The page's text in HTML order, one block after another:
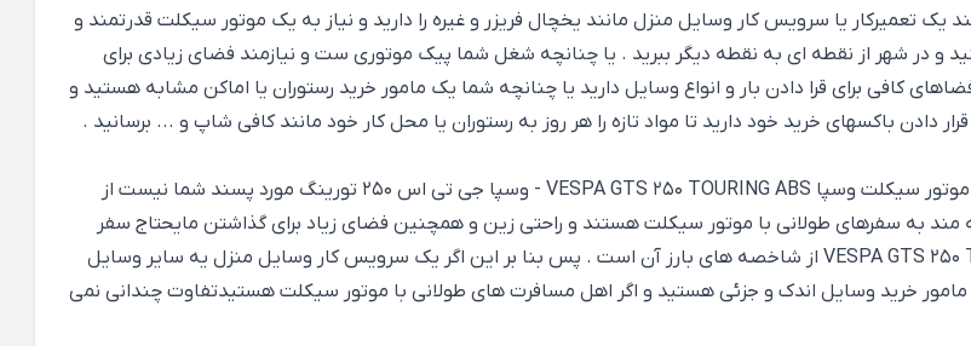
. اگر شما شغلی مانند یک تعمیرکار یا سرویس کار وسایل منزل مانند یخچال فریزر و غیره را دارید و نیاز به یک موتور سیکلت قدرتمند و
و در شهر از نقطه ای به نقطه دیگر ببرید . یا چنانچه شغل شما پیک موتوری ست و نیازمند فضای زیادی برای
کافی برای قرا دادن بار و انواع وسایل دارید یا چنانچه شما یک مامور خرید رستوران یا اماکن مشابه هستید و
دادن باکسهای خرید خود دارید تا مواد تازه را هر روز به رستوران یا محل کار خود مانند کافی شاپ و ... برسانید .
وسپا VESPA GTS 250 TOURING ABS - وسپا جی تی اس 250 تورینگ اگر موتور سیکلت وسپا VESPA GTS 250 TOURING ABS - وسپا جی تی اس 250 تورینگ مورد پسند شما نیست از
مند به سفرهای طولانی با موتور سیکلت هستند و راحتی زین و همچنین فضای زیاد برای گذاشتن مایحتاج سفر
برایشان الزامی ست . وجود فضای زیاد و باز در موتور سیکلت VESPA GTS 250 TOURING ABS از شاخصه های بارز آن است . پس بنا بر این اگر یک سرویس کار وسایل منزل یه سایر وسایل
خرید وسایل اندک و جزئی هستید و اگر اهل مسافرت های طولانی با موتور سیکلت هستیدتفاوت چندانی نمی